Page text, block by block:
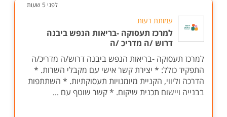
לפני 5 שעות
עמותת רעות
למרכז תעסוקה -בריאות הנפש ביבנה
דרוש /ה מדריכ /ה
למרכז תעסוקה -בריאות הנפש ביבנה דרוש/ה מדריכ/ה
התפקיד כולל: * יצירת קשר אישי עם מקבלי השרות. *
הדרכה וליווי, הקניית מיומנויות תעסוקתיות. * השתתפות
בבנייה ויישום תכנית שיקום. * קשר שוטף עם ...